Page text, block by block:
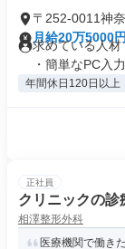
〒252-0011神
月給20万5000
求めている人材
・簡単なPC入
年間休日120日以上
正社員
クリニックの診
相澤整形外科
医療機関で働き